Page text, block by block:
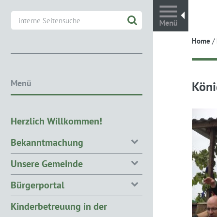
Home /
Menü
Herzlich Willkommen!
Bekanntmachung
Unsere Gemeinde
Bürgerportal
Kinderbetreuung in der